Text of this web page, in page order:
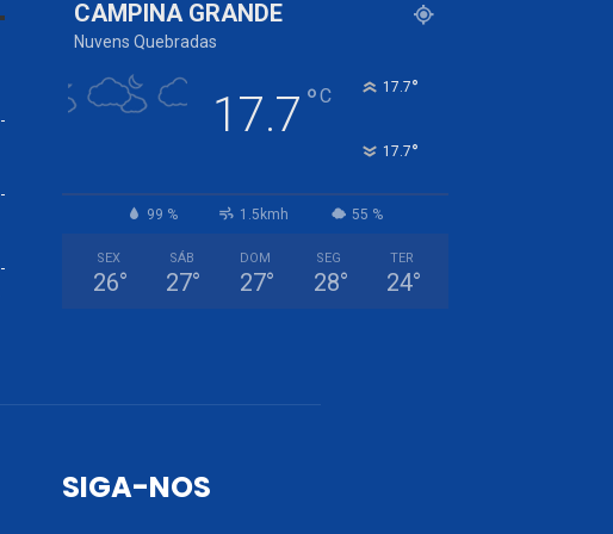
CAMPINA GRANDE
Nuvens Quebradas
17.7 °C 17.7°
17.7°
99 % 1.5kmh 55 %
SEX
26°
SÁB
27°
DOM
27°
SEG
28°
TER
24°
SIGA-NOS